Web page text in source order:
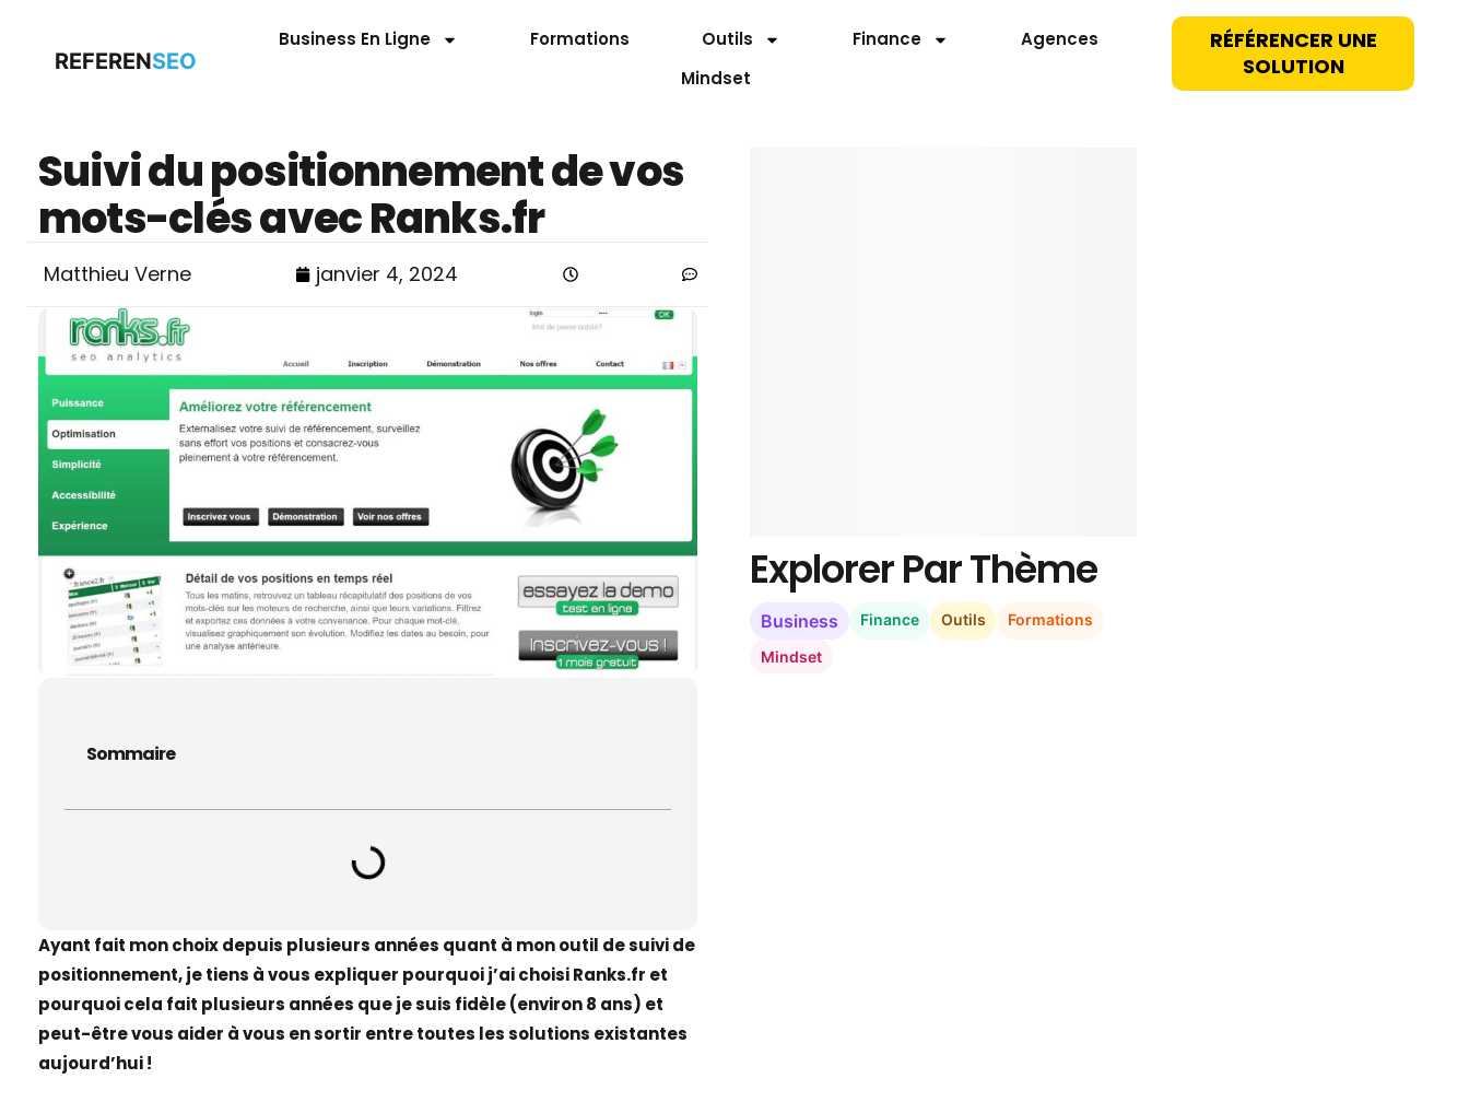
REFERENSEO
Business En Ligne Formations Outils Finance
Agences
Mindset
RÉFÉRENCER UNE
SOLUTION
Suivi du positionnement de vos
mots-clés avec Ranks.fr
Matthieu Verne janvier 4, 2024
Sommaire
Ayant fait mon choix depuis plusieurs années quant à mon outil de suivi de
positionnement, je tiens à vous expliquer pourquoi j’ai choisi Ranks.fr et
pourquoi cela fait plusieurs années que je suis fidèle (environ 8 ans) et
peut-être vous aider à vous en sortir entre toutes les solutions existantes
aujourd’hui !
Explorer Par Thème
Business Finance Outils
Formations
Mindset